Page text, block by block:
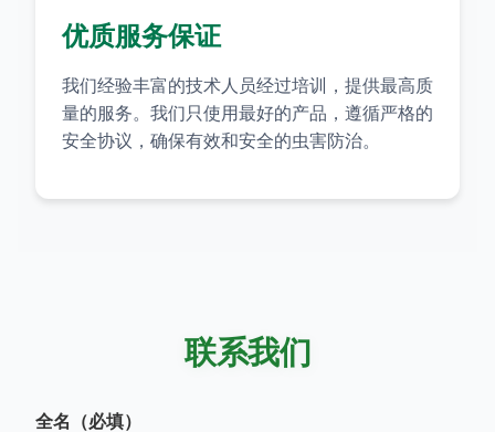
优质服务保证
我们经验丰富的技术人员经过培训，提供最高质
量的服务。我们只使用最好的产品，遵循严格的
安全协议，确保有效和安全的虫害防治。
联系我们
全名（必填）